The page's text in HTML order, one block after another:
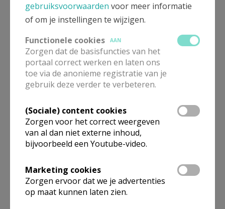
Voor deze kerk zijn er momenteel geen vieringen beschikbaar.
Wens je meer informatie, neem dan contact op met deze
organisatie via hun contacten.
Omgeving
Niet gevonden wat je zocht? Hier vind je
gebruiksvoorwaarden voor meer informatie
of om je instellingen te wijzigen.
Functionele cookies
AAN
Zorgen dat de basisfuncties van het
portaal correct werken en laten ons
toe via de anonieme registratie van je
gebruik deze verder te verbeteren.
(Sociale) content cookies
Zorgen voor het correct weergeven
van al dan niet externe inhoud,
bijvoorbeeld een Youtube-video.
Marketing cookies
Zorgen ervoor dat we je advertenties
op maat kunnen laten zien.